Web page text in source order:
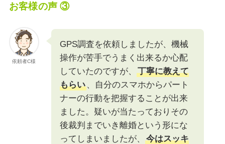
お客様の声 ③
依頼者C様
GPS調査を依頼しましたが、機械
操作が苦手でうまく出来るか心配
していたのですが、
丁寧に教えて
もらい、自分のスマホからパート
ナーの行動を把握することが出来
ました。疑いが当たっておりその
後裁判までいき離婚という形にな
ってしまいましたが、
今はスッキ